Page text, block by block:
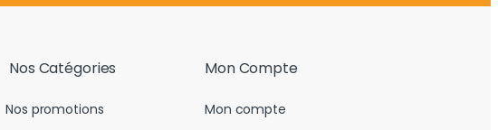
Nos Catégories
Nos promotions
Mon Compte
Mon compte